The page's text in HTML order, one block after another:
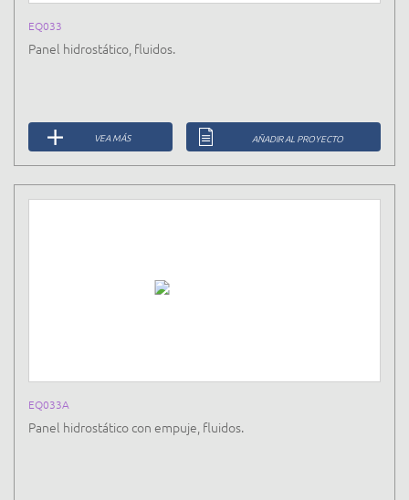
EQ033
Panel hidrostático, fluidos.
VEA MÁS AÑADIR AL PROYECTO
EQ033A
Panel hidrostático con empuje, fluidos.